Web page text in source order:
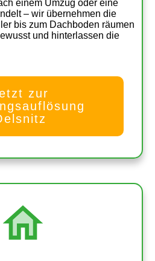
einem Umzug oder eine
– wir übernehmen die
bis zum Dachboden räumen
und hinterlassen die
zur